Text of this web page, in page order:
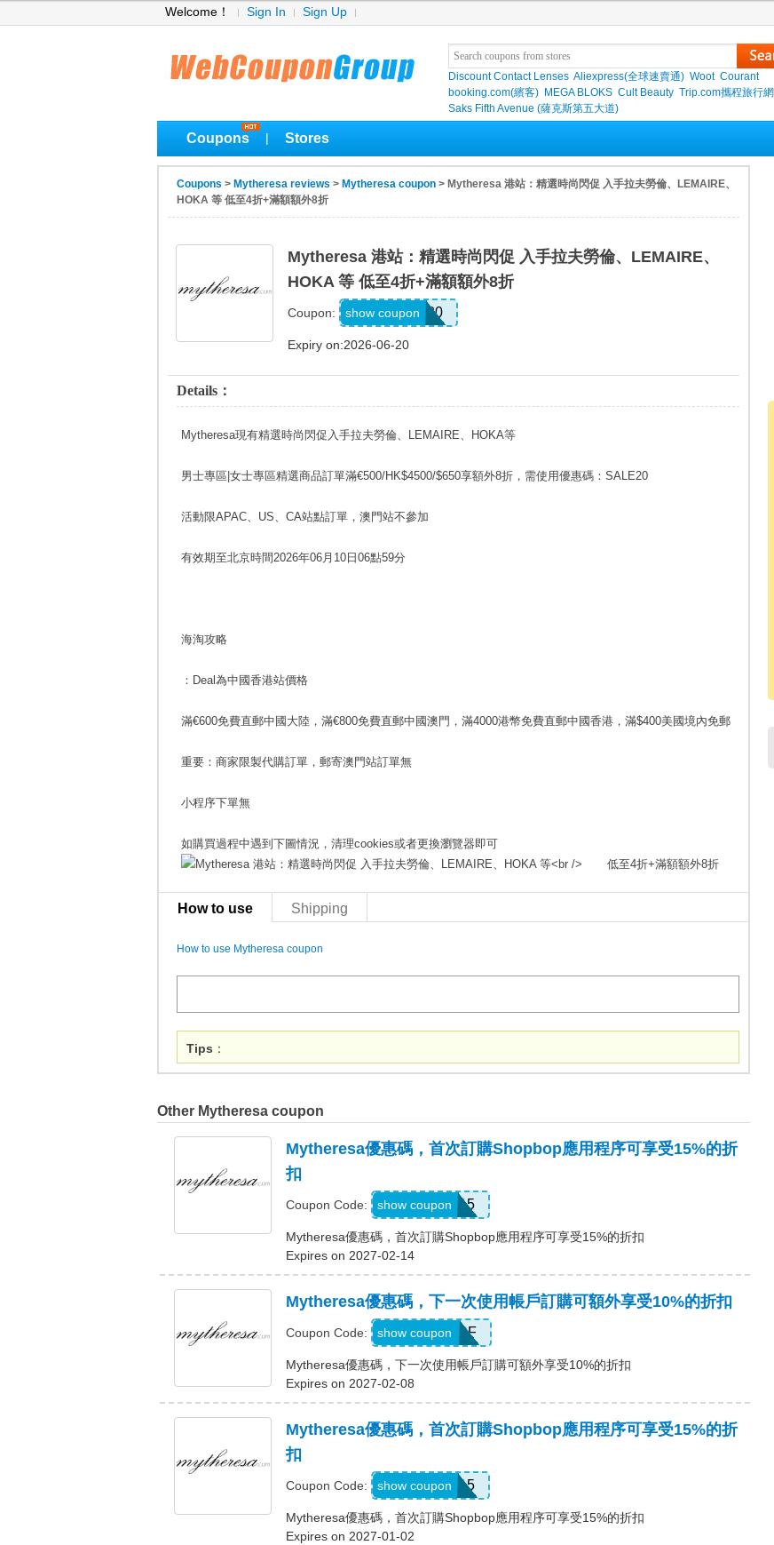
Welcome！ Sign In Sign Up
Discount Contact Lenses Aliexpress(全球速賣通) Woot Courant
booking.com(繽客) MEGA BLOKS Cult Beauty Trip.com攜程旅行網
Saks Fifth Avenue (薩克斯第五大道)
Coupons Stores
Coupons > Mytheresa reviews > Mytheresa coupon > Mytheresa 港站：精選時尚閃促 入手拉夫勞倫、LEMAIRE、
HOKA 等 低至4折+滿額額外8折
Mytheresa 港站：精選時尚閃促 入手拉夫勞倫、LEMAIRE、
HOKA 等 低至4折+滿額額外8折
Coupon: SALE20
show coupon
Expiry on:2026-06-20
Details：
Mytheresa現有精選時尚閃促入手拉夫勞倫、LEMAIRE、HOKA等
男士專區|女士專區精選商品訂單滿€500/HK$4500/$650享額外8折，需使用優惠碼：SALE20
活動限APAC、US、CA站點訂單，澳門站不參加
有效期至北京時間2026年06月10日06點59分
海淘攻略
：Deal為中國香港站價格
滿€600免費直郵中國大陸，滿€800免費直郵中國澳門，滿4000港幣免費直郵中國香港，滿$400美國境內免郵
重要：商家限製代購訂單，郵寄澳門站訂單無
小程序下單無
如購買過程中遇到下圖情況，清理cookies或者更換瀏覽器即可
How to use Shipping
How to use Mytheresa coupon
Tips ：
Other Mytheresa coupon
Mytheresa優惠碼，首次訂購Shopbop應用程序可享受15%的折
扣
Coupon Code: APP15
show coupon
Mytheresa優惠碼，首次訂購Shopbop應用程序可享受15%的折扣
Expires on 2027-02-14
Mytheresa優惠碼，下一次使用帳戶訂購可額外享受10%的折扣
Coupon Code: ACCOUNTSF
show coupon
Mytheresa優惠碼，下一次使用帳戶訂購可額外享受10%的折扣
Expires on 2027-02-08
Mytheresa優惠碼，首次訂購Shopbop應用程序可享受15%的折
扣
Coupon Code: APP15
show coupon
Mytheresa優惠碼，首次訂購Shopbop應用程序可享受15%的折扣
Expires on 2027-01-02